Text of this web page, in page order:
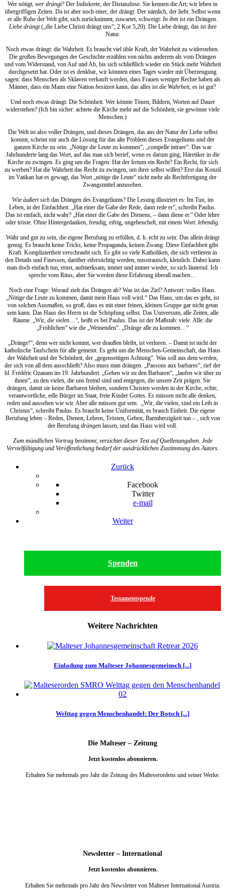
Wer nötigt, wer drängt? Der Indiskrete, der Distanzlose. Sie kennen die Art; wir leben in
übergriffigen Zeiten. Da ist aber noch einer, der drängt: Der nämlich, der liebt. Selbst wenn
er alle Ruhe der Welt gibt, sich zurücknimmt, zuwartet, schweigt: In ihm ist ein Drängen.
Liebe drängt(„die Liebe Christi drängt uns“, 2 Kor 5,20). Die Liebe drängt, das ist ihre
Natur.
Noch etwas drängt: die Wahrheit. Es braucht viel üble Kraft, der Wahrheit zu widerstehen.
Die großen Bewegungen der Geschichte erzählen von nichts anderem als vom Drängen
und vom Widerstand, von Auf und Ab, bis sich schließlich wieder ein Stück mehr Wahrheit
durchgesetzt hat. Oder ist es denkbar, wir könnten eines Tages wieder mit Überzeugung
sagen: dass Menschen als Sklaven verkauft werden, dass Frauen weniger Rechte haben als
Männer, dass ein Mann eine Nation besitzen kann, das alles istdie Wahrheit, es ist gut?
Und noch etwas drängt: Die Schönheit. Wer könnte Tönen, Bildern, Worten auf Dauer
widerstehen? (Ich bin sicher: achtete die Kirche mehr auf die Schönheit, sie gewönne viele
Menschen.)
Die Welt ist also voller Drängen, und dieses Drängen, das aus der Natur der Liebe selbst
kommt, scheint mir auch die Lösung für das alte Problem dieses Evangeliums und der
ganzen Kirche zu sein. „Nötige die Leute zu kommen“, „compelle intrare“: Das war
Jahrhunderte lang das Wort, auf das man sich berief, wenn es darum ging, Häretiker in die
Kirche zu zwingen. Es ging um die Fragen: Hat der Irrtum ein Recht? Ein Recht, für sich
zu werben? Hat die Wahrheit das Recht zu zwingen, um ihrer selbst willen? Erst das Konzil
im Vatikan hat es gewagt, das Wort „nötige die Leute“ nicht mehr als Rechtfertigung der
Zwangsmittel anzusehen.
Wie äußert sichdas Drängen des Evangeliums? Die Lesung illustriert es: Im Tun, im
Leben, in der Einfachheit. „Hat einer die Gabe der Rede, dann rede er“, schreibt Paulus.
Das ist einfach, nicht wahr? „Hat einer die Gabe des Dienens, – dann diene er.“ Oder lehre
oder tröste. Ohne Hintergedanken, freudig, eifrig, ungeheuchelt, mit einem Wort: lebendig.
Wahr und gut zu sein, die eigene Berufung zu erfüllen, d. h. echt zu sein: Das allein drängt
genug. Es braucht keine Tricks, keine Propaganda, keinen Zwang. Diese Einfachheit gibt
Kraft. Kompliziertheit verschraubt sich. Es gibt so viele Katholiken, die sich verlieren in
den Details und Finessen, darüber eifersüchtig werden, misstrauisch, kleinlich. Dabei kann
man doch einfach tun, ernst, aufmerksam, immer und immer wieder, so sich läuternd. Ich
spreche vom Ritus, aber Sie werden diese Erfahrung überall machen…
Noch eine Frage: Worauf zielt das Drängen ab? Was ist das Ziel? Antwort: volles Haus.
„Nötige die Leute zu kommen, damit mein Haus voll wird.“ Das Haus, um das es geht, ist
von solchen Ausmaßen, so groß, dass es mit einer feinen, kleinen Gruppe gar nicht getan
sein kann. Das Haus des Herrn ist die Schöpfung selbst. Das Universum, alle Zeiten, alle
Räume. „Wir, die vielen…“, heißt es bei Paulus. Das ist der Maßstab: viele. Alle: die
„Fröhlichen“ wie die „Weinenden“. „Dränge alle zu kommen…“
„Dränge!“, denn wer nicht kommt, wer draußen bleibt, ist verloren. – Damit ist nicht der
katholische Taufschein für alle gemeint. Es geht um die Menschen-Gemeinschaft, das Haus
der Wahrheit und der Schönheit, der „gegenseitigen Achtung“. Was soll aus dem werden,
der sich von all dem ausschließt? Also muss man drängen. „Passons aux barbares“, rief der
hl. Frédéric Ozanam im 19. Jahrhundert. „Gehen wir zu den Barbaren“, „laufen wir über zu
ihnen“, zu den vielen, die uns fremd sind und entgegen, die unsere Zeit prägen. Sie
drängen, damit sie keine Barbaren bleiben, sondern Christen werden in der Kirche, echte,
verantwortliche, edle Bürger im Staat, freie Kinder Gottes. Es müssen nicht alle denken,
reden und aussehen wie wir. Aber alle müssen gut sein. „Wir, die vielen, sind ein Leib in
Christus“, schreibt Paulus. Es braucht keine Uniformität, es brauch Einheit. Die eigene
Berufung leben – Reden, Dienen, Lehren, Trösten, Geben, Barmherzigkeit tun – , sich von
der Berufung drängen lassen, und das Haus wird voll.
Zum mündlichen Vortrag bestimmt, verzichtet dieser Text auf Quellenangaben. Jede
Vervielfältigung und Veröffentlichung bedarf der ausdrücklichen Zustimmung des Autors.
Zurück
Facebook
Twitter
e-mail
Weiter
Spenden
Testamentspende
Weitere Nachrichten
Einladung zum Malteser Johannesgemeinsch [...]
Welttag gegen Menschenhandel: Der Botsch [...]
Die Malteser – Zeitung
Jetzt kostenlos abonnieren.
Erhalten Sie mehrmals pro Jahr die Zeitung des Malteserordens und seiner Werke.
Newsletter – International
Jetzt kostenlos abonnieren.
Erhalten Sie mehrmals pro Jahr den Newsletter von Malteser International Austria.